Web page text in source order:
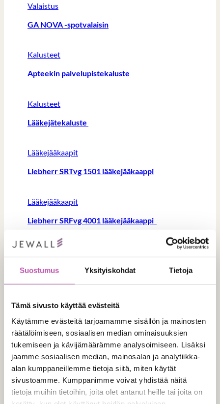
Suostumus Yksityiskohdat Tietoja
Tämä sivusto käyttää evästeitä
Käytämme evästeitä tarjoamamme sisällön ja mainosten
räätälöimiseen, sosiaalisen median ominaisuuksien
tukemiseen ja kävijämäärämme analysoimiseen. Lisäksi
jaamme sosiaalisen median, mainosalan ja analytiikka-
alan kumppaneillemme tietoja siitä, miten käytät
sivustoamme. Kumppanimme voivat yhdistää näitä
tietoja muihin tietoihin, joita olet antanut heille tai joita on
Valaistus
GA NOVA -spotvalaisin
Kalusteet
Apteekin palvelupistekaluste
Kalusteet
Lääkejätekaluste
Lääkejääkaapit
Liebherr SRTvg 1501 lääkejääkaappi
Lääkejääkaapit
Liebherr SRFvg 4001 lääkejääkaappi
Tilaa tuote
Tuotteen nimi(Pakollinen)
Tilausmäärä(Pakollinen)